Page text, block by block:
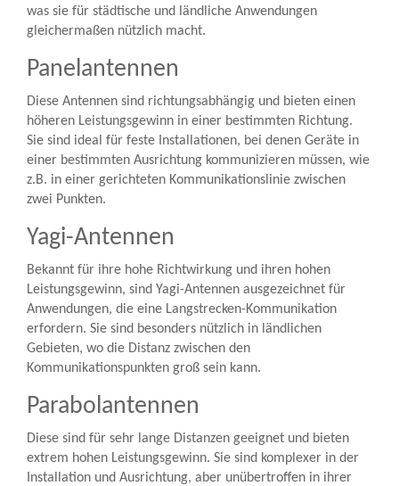
was sie für städtische und ländliche Anwendungen
gleichermaßen nützlich macht.
Panelantennen
Diese Antennen sind richtungsabhängig und bieten einen
höheren Leistungsgewinn in einer bestimmten Richtung.
Sie sind ideal für feste Installationen, bei denen Geräte in
einer bestimmten Ausrichtung kommunizieren müssen, wie
z.B. in einer gerichteten Kommunikationslinie zwischen
zwei Punkten.
Yagi-Antennen
Bekannt für ihre hohe Richtwirkung und ihren hohen
Leistungsgewinn, sind Yagi-Antennen ausgezeichnet für
Anwendungen, die eine Langstrecken-Kommunikation
erfordern. Sie sind besonders nützlich in ländlichen
Gebieten, wo die Distanz zwischen den
Kommunikationspunkten groß sein kann.
Parabolantennen
Diese sind für sehr lange Distanzen geeignet und bieten
extrem hohen Leistungsgewinn. Sie sind komplexer in der
Installation und Ausrichtung, aber unübertroffen in ihrer